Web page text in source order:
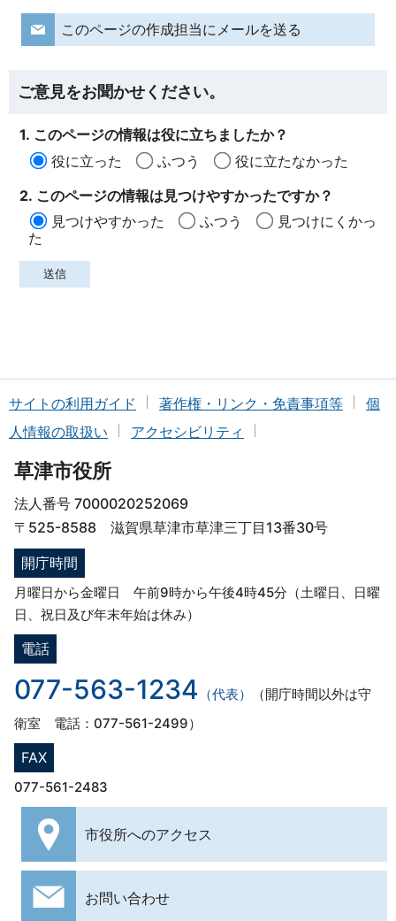
このページの作成担当にメールを送る
ご意見をお聞かせください。
1. このページの情報は役に立ちましたか？
役に立った
ふつう
役に立たなかった
2. このページの情報は見つけやすかったですか？
見つけやすかった
ふつう
見つけにくかっ
た
サイトの利用ガイド 著作権・リンク・免責事項等
個
人情報の取扱い
アクセシビリティ
草津市役所
法人番号 7000020252069
〒525-8588 滋賀県草津市草津三丁目13番30号
開庁時間
月曜日から金曜日 午前9時から午後4時45分（土曜日、日曜
日、祝日及び年末年始は休み）
電話
077-563-1234 （代表）
（開庁時間以外は守
衛室 電話：077-561-2499）
FAX
077-561-2483
市役所へのアクセス
お問い合わせ